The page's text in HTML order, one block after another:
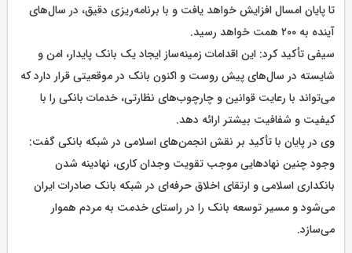
تا پایان امسال افزایش خواهد یافت و با برنامه‌ریزی دقیق، در سال‌های
آینده به ۲۰۰ همت خواهد رسید.
سیفی تأکید کرد: این اقدامات زمینه‌ساز ایجاد یک بانک پایدار، امن و
شایسته در سال‌های پیش روست و اکنون بانک در موقعیتی قرار دارد که
می‌تواند با رعایت قوانین و چارچوب‌های نظارتی، خدمات بانکی را با
کیفیت و شفافیت بیشتر ارائه دهد.
وی در پایان با تأکید بر نقش انجمن‌های اسلامی در شبکه بانکی گفت:
وجود چنین نهادهایی موجب تقویت وجدان کاری، نهادینه شدن
بانکداری اسلامی و ارتقای اخلاق حرفه‌ای در شبکه بانک صادرات ایران
می‌شود و مسیر توسعه بانک را در راستای خدمت به مردم هموار
می‌سازد.